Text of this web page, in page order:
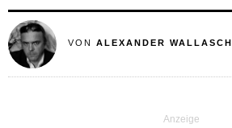
VON ALEXANDER WALLASCH